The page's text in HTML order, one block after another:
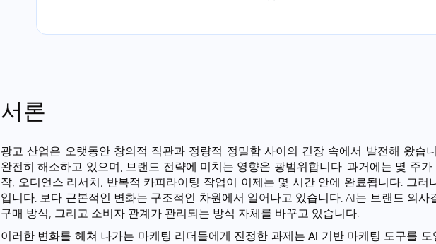
서론
광고 산업은 오랫동안 창의적 직관과 정량적 정밀함 사이의 긴장 속에서 발전해 왔습
완전히 해소하고 있으며, 브랜드 전략에 미치는 영향은 광범위합니다. 과거에는 몇 주가
작, 오디언스 리서치, 반복적 카피라이팅 작업이 이제는 몇 시간 안에 완료됩니다. 그러
입니다. 보다 근본적인 변화는 구조적인 차원에서 일어나고 있습니다. AI는 브랜드 의사
구매 방식, 그리고 소비자 관계가 관리되는 방식 자체를 바꾸고 있습니다.
이러한 변화를 헤쳐 나가는 마케팅 리더들에게 진정한 과제는AI 기반 마케팅 도구를 도